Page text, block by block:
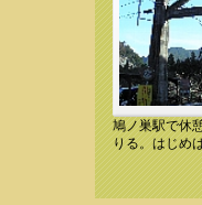
10.12.11 14:10
鳩ノ巣駅で休
りる。はじめ